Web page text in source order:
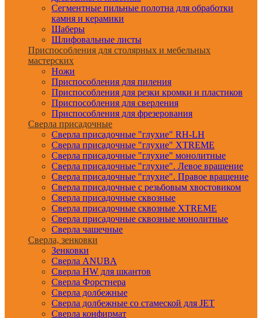
Сегментные пильные полотна для обработки
камня и керамики
Шаберы
Шлифовальные листы
Приспособления для столярных и мебельных
мастерских
Ножи
Приспособления для пиления
Приспособления для резки кромки и пластиков
Приспособления для сверления
Приспособления для фрезерования
Сверла присадочные
Сверла присадочные "глухие" RH-LH
Сверла присадочные "глухие" XTREME
Сверла присадочные "глухие" монолитные
Сверла присадочные "глухие". Левое вращение
Сверла присадочные "глухие". Правое вращение
Сверла присадочные с резьбовым хвостовиком
Сверла присадочные сквозные
Сверла присадочные сквозные XTREME
Сверла присадочные сквозные монолитные
Сверла чашечные
Сверла, зенковки
Зенковки
Сверла ANUBA
Сверла HW для шкантов
Сверла Форстнера
Сверла долбежные
Сверла долбежные со стамеской для JET
Сверла конфирмат